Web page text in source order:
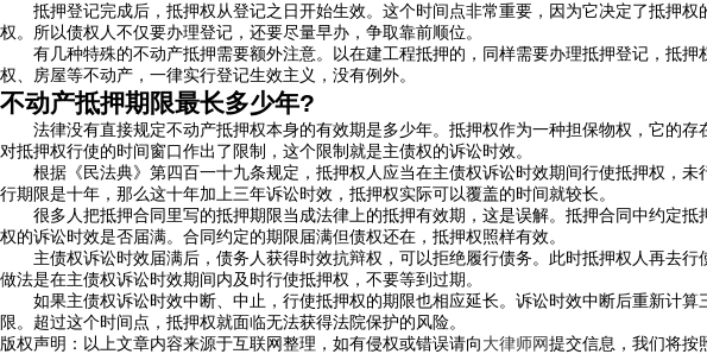
抵押登记完成后，抵押权从登记之日开始生效。这个时间点非常重要，因为它决定了抵押权
权。所以债权人不仅要办理登记，还要尽量早办，争取靠前顺位。
有几种特殊的不动产抵押需要额外注意。以在建工程抵押的，同样需要办理抵押登记，抵押
权、房屋等不动产，一律实行登记生效主义，没有例外。
不动产抵押期限最长多少年?
法律没有直接规定不动产抵押权本身的有效期是多少年。抵押权作为一种担保物权，它的存
对抵押权行使的时间窗口作出了限制，这个限制就是主债权的诉讼时效。
根据《民法典》第四百一十九条规定，抵押权人应当在主债权诉讼时效期间行使抵押权，未
行期限是十年，那么这十年加上三年诉讼时效，抵押权实际可以覆盖的时间就较长。
很多人把抵押合同里写的抵押期限当成法律上的抵押有效期，这是误解。抵押合同中约定抵
权的诉讼时效是否届满。合同约定的期限届满但债权还在，抵押权照样有效。
主债权诉讼时效届满后，债务人获得时效抗辩权，可以拒绝履行债务。此时抵押权人再去行
做法是在主债权诉讼时效期间内及时行使抵押权，不要等到过期。
如果主债权诉讼时效中断、中止，行使抵押权的期限也相应延长。诉讼时效中断后重新计算
限。超过这个时间点，抵押权就面临无法获得法院保护的风险。
版权声明：以上文章内容来源于互联网整理，如有侵权或错误请向大律师网提交信息，我们将按